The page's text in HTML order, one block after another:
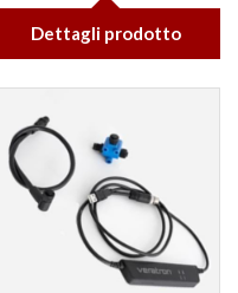
Dettagli prodotto